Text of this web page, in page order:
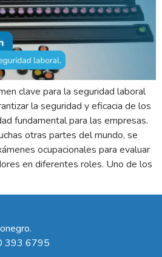
clave para la seguridad laboral
la seguridad y eficacia de los
fundamental para las empresas.
otras partes del mundo, se
ocupacionales para evaluar
en diferentes roles. Uno de los
393 6795